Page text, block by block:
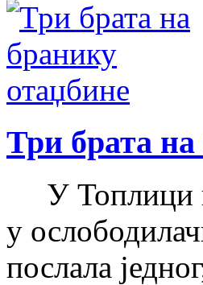
Три брата
У Топлици и
у
послала